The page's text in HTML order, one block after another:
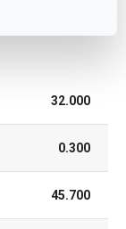
32.000
0.300
45.700